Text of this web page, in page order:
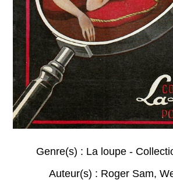
Genre(s) : La loupe -
Auteur(s) : Roger Sam,